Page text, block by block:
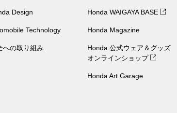
Design
Technology
への取り組み
Honda WAIGAYA BASE
Honda Magazine
Honda 公式ウェア＆グッズ
オンラインショップ
Honda Art Garage